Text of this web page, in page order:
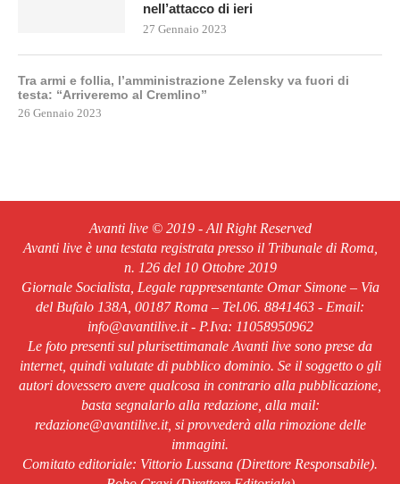
nell’attacco di ieri
27 Gennaio 2023
Tra armi e follia, l’amministrazione Zelensky va fuori di
testa: “Arriveremo al Cremlino”
26 Gennaio 2023
Avanti live © 2019 - All Right Reserved
Avanti live è una testata registrata presso il Tribunale di Roma,
n. 126 del 10 Ottobre 2019
Giornale Socialista, Legale rappresentante Omar Simone – Via
del Bufalo 138A, 00187 Roma – Tel.06. 8841463 - Email:
info@avantilive.it - P.Iva: 11058950962
Le foto presenti sul plurisettimanale Avanti live sono prese da
internet, quindi valutate di pubblico dominio. Se il soggetto o gli
autori dovessero avere qualcosa in contrario alla pubblicazione,
basta segnalarlo alla redazione, alla mail:
redazione@avantilive.it, si provvederà alla rimozione delle
immagini.
Comitato editoriale: Vittorio Lussana (Direttore Responsabile).